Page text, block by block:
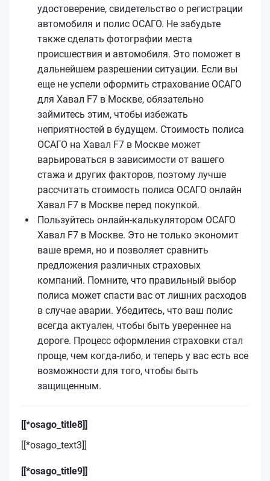
удостоверение, свидетельство о регистрации
автомобиля и полис ОСАГО. Не забудьте
также сделать фотографии места
происшествия и автомобиля. Это поможет в
дальнейшем разрешении ситуации. Если вы
еще не успели оформить страхование ОСАГО
для Хавал F7 в Москве, обязательно
займитесь этим, чтобы избежать
неприятностей в будущем. Стоимость полиса
ОСАГО на Хавал F7 в Москве может
варьироваться в зависимости от вашего
стажа и других факторов, поэтому лучше
рассчитать стоимость полиса ОСАГО онлайн
Хавал F7 в Москве перед покупкой.
Пользуйтесь онлайн-калькулятором ОСАГО
Хавал F7 в Москве. Это не только экономит
ваше время, но и позволяет сравнить
предложения различных страховых
компаний. Помните, что правильный выбор
полиса может спасти вас от лишних расходов
в случае аварии. Убедитесь, что ваш полис
всегда актуален, чтобы быть увереннее на
дороге. Процесс оформления страховки стал
проще, чем когда-либо, и теперь у вас есть все
возможности для того, чтобы быть
защищенным.
[[*osago_title8]]
[[*osago_text3]]
[[*osago_title9]]